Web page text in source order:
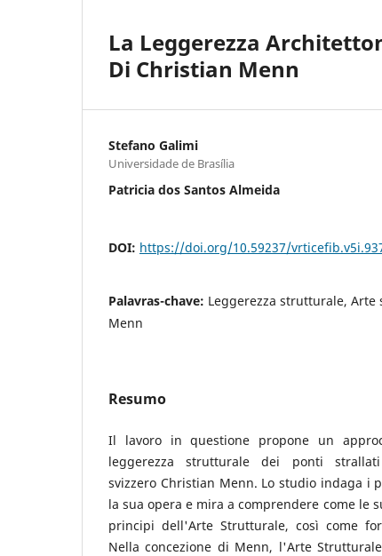
La Leggerezza
Di Christian Menn
Stefano Galimi
Universidade de Brasília
Patricia dos Santos Almeida
DOI: https://doi.org/10.59237/
Palavras-chave: Leggerezza strutturale,
Menn
Resumo
Il lavoro in questione propone un
leggerezza strutturale dei ponti
svizzero Christian Menn. Lo studio indaga i
la sua opera e mira a comprendere come le
principi dell'Arte Strutturale, così come
Nella concezione di Menn, l'Arte